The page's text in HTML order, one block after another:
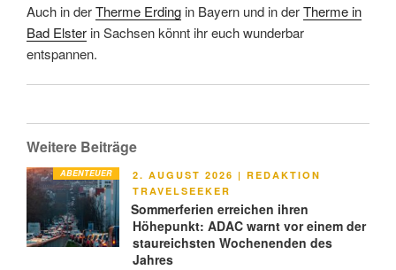
Auch in derTherme Erding in Bayern und in derTherme in
Bad Elster in Sachsen könnt ihr euch wunderbar
entspannen.
Weitere Beiträge
ABENTEUER
VERÖFFENTLICHT
AM
2. AUGUST 2026 | REDAKTION
TRAVELSEEKER
Sommerferien erreichen ihren
Höhepunkt: ADAC warnt vor einem der
staureichsten Wochenenden des
Jahres